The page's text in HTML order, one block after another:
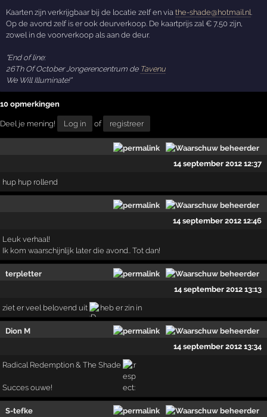
Kaarten zijn verkrijgbaar bij de locatie zelf en viathe-shade@hotmail.nl.
Op de avond zelf is er ook deurverkoop. De kaartprijs zal € 7,50 zijn,
zowel in de voorverkoop als aan de deur.
"End of line:
26Th Of October Jongerencentrum de Tavenu
We Will Illuminate!"
10 opmerkingen
Deel je mening! Log in of registreer
14 september 2012 12:37
hup hup rollend
14 september 2012 12:46
Leuk verhaal!
Ik kom waarschijnlijk later die avond.. Tot dan!
terpletter
14 september 2012 13:13
ziet er veel belovend uit heb er zin in
Dion M
14 september 2012 13:34
Radical Redemption & The Shade
Succes ouwe!
S-tefke